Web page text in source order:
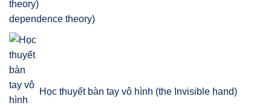
dependence theory)
Học thuyết bàn tay vô hình (the Invisible hand)